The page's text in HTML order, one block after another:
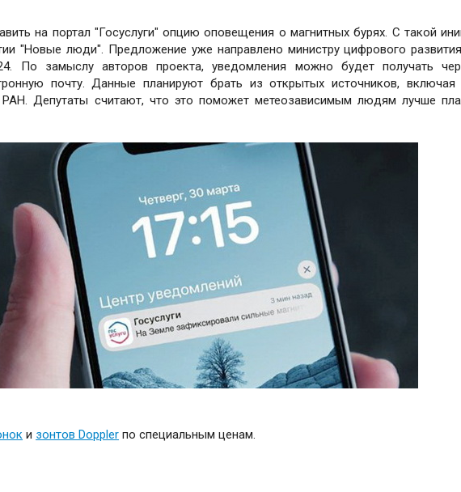
на портал "Госуслуги" опцию оповещения о магнитных бурях. С такой
"Новые люди". Предложение уже направлено министру цифрового
По замыслу авторов проекта, уведомления можно будет получать
почту. Данные планируют брать из открытых источников, включая
РАН. Депутаты считают, что это поможет метеозависимым людям лучше
и зонтов Doppler по специальным ценам.